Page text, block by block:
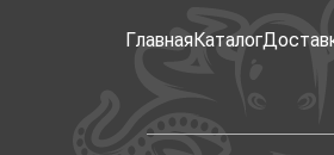
ГлавнаяКаталог